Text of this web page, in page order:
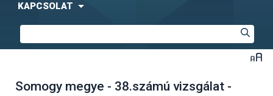
KAPCSOLAT
Somogy megye - 38.számú vizsgálat -